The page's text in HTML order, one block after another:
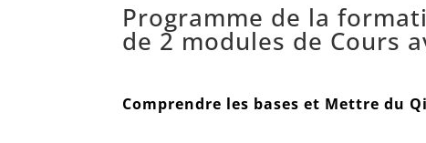
Programme de la
de 2 modules de Cours
Comprendre les bases et Mettre du